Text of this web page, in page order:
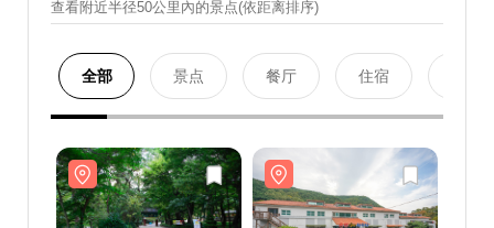
查看附近半径50公里內的景点(依距离排序)
全部 景点 餐厅 住宿